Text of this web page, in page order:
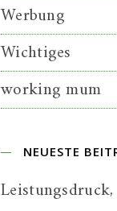
Werbung
Wichtiges
working mum
NEUESTE
Leistungsdruck,